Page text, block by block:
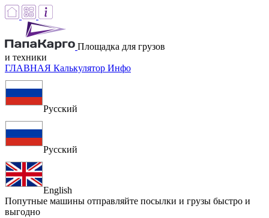
Площадка для грузов
и техники
ГЛАВНАЯ Калькулятор Инфо
Русский
Русский
English
Попутные машины отправляйте посылки и грузы быстро и
выгодно